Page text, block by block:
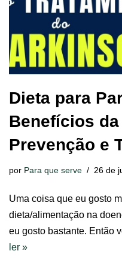
Dieta para
Benefícios
Prevenção e
por Para que serve 26 de
Uma coisa que eu gosto
dieta/alimentação na
eu gosto bastante. Então
ler »